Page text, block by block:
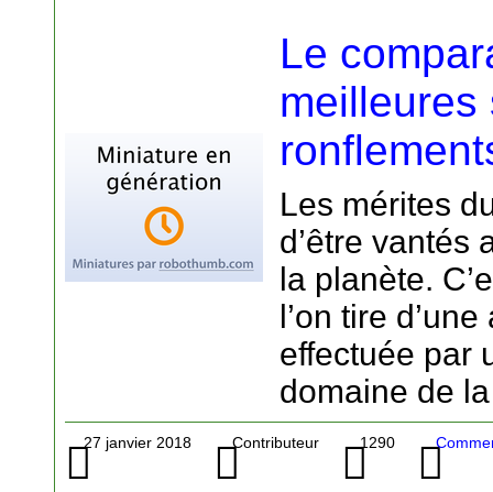
Le
meilleures
Les mérites
d’être vantés
la planète.
l’on tire
effectuée par
domaine de
27 janvier 2018 Contributeur 1290